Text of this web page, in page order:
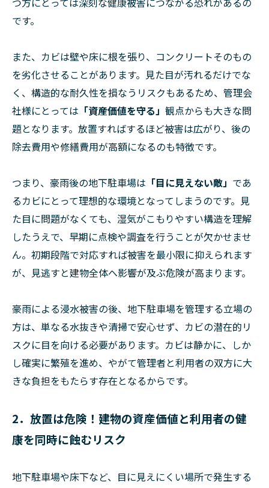
です。
また、カビは壁や床に根を張り、コンクリートそのもの
を劣化させることがあります。見た目が汚れるだけでな
く、構造的な耐久性を損なうリスクもあるため、管理会
社様にとっては 「資産価値を守る」 観点からも大きな問
題となります。放置すればするほど被害は広がり、後の
除去費用や修繕費用が高額になるのも特徴です。
つまり、豪雨後の地下駐車場は 「目に見えない敵」 であ
るカビにとって理想的な環境となってしまうのです。見
た目に問題がなくても、湿気がこもりやすい構造を理解
したうえで、早期に点検や調査を行うことが欠かせませ
ん。初期段階で対応すれば被害を最小限に抑えられます
が、見逃すと建物全体へ影響が及ぶ危険が高まります。
豪雨による浸水被害の後、地下駐車場を管理する立場の
方は、単なる水抜きや清掃で安心せず、カビの潜在的リ
スクに目を向ける必要があります。カビは静かに、しか
し確実に繁殖を進め、やがて管理者と利用者の双方に大
きな負担をもたらす存在となるからです。
2．放置は危険！建物の資産価値と利用者の健
康を同時に蝕むリスク
地下駐車場や床下など、目に見えにくい場所で発生する